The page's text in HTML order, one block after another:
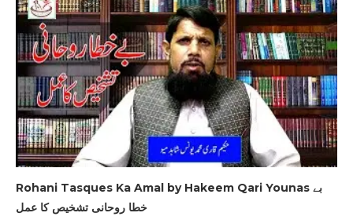
Rohani Tasques Ka Amal by Hakeem Qari Younas بے
خطا روحانی تشخیص کا عمل